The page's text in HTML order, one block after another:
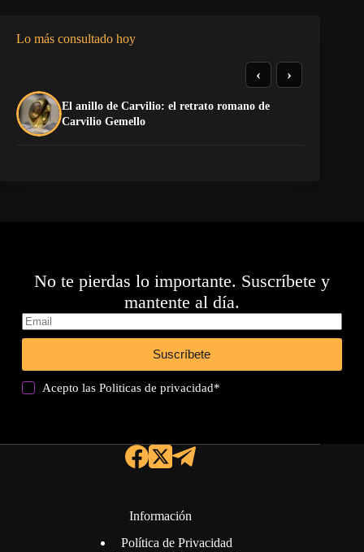
Lo más consultado hoy
El anillo de Carvilio: el retrato romano de
Carvilio Gemello
‹ ›
No te pierdas lo importante. Suscríbete y
mantente al día.
Suscríbete
Acepto lasPoliticas de privacidad*
Información
Política de Privacidad